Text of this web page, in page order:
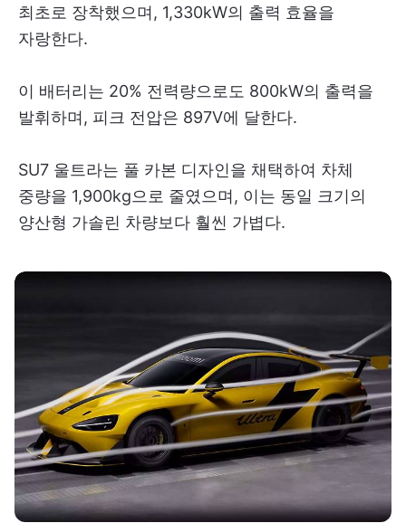
최초로 장착했으며, 1,330kW의 출력 효율을
자랑한다.
이 배터리는 20% 전력량으로도 800kW의 출력을
발휘하며, 피크 전압은 897V에 달한다.
SU7 울트라는 풀 카본 디자인을 채택하여 차체
중량을 1,900kg으로 줄였으며, 이는 동일 크기의
양산형 가솔린 차량보다 훨씬 가볍다.